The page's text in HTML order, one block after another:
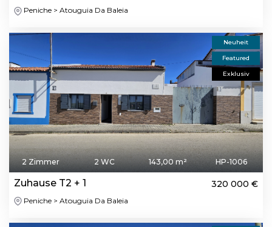
Peniche > Atouguia Da Baleia
Neuheit
Featured
Exklusiv
2 Zimmer 2 WC 143,00 m² HP-1006
Zuhause T2 + 1 320 000 €
Peniche > Atouguia Da Baleia